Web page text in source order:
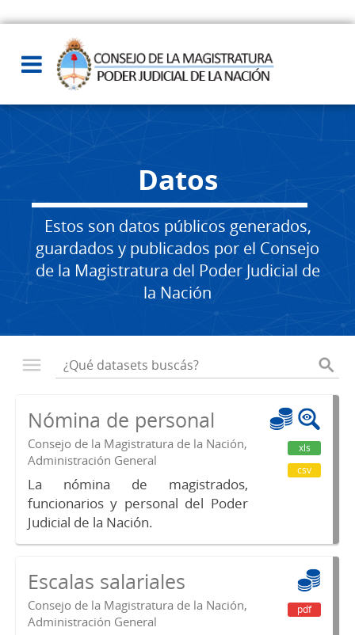
Datos
Estos son datos públicos generados,
guardados y publicados por el Consejo
de la Magistratura del Poder Judicial de
la Nación
Nómina de personal
Consejo de la Magistratura de la Nación,
Administración General
La nómina de magistrados,
funcionarios y personal del Poder
Judicial de la Nación.
xls
csv
Escalas salariales
Consejo de la Magistratura de la Nación,
Administración General
pdf